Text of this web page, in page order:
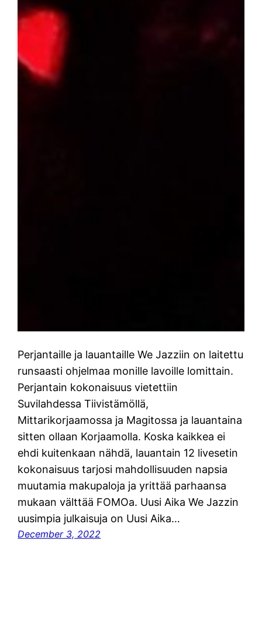
Perjantaille ja lauantaille We Jazziin on laitettu
runsaasti ohjelmaa monille lavoille lomittain.
Perjantain kokonaisuus vietettiin
Suvilahdessa Tiivistämöllä,
Mittarikorjaamossa ja Magitossa ja lauantaina
sitten ollaan Korjaamolla. Koska kaikkea ei
ehdi kuitenkaan nähdä, lauantain 12 livesetin
kokonaisuus tarjosi mahdollisuuden napsia
muutamia makupaloja ja yrittää parhaansa
mukaan välttää FOMOa. Uusi Aika We Jazzin
uusimpia julkaisuja on Uusi Aika…
December 3, 2022